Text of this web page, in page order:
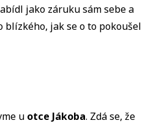
jako záruku sám sebe a
jak se o to pokoušel
u otce Jákoba. Zdá se, že